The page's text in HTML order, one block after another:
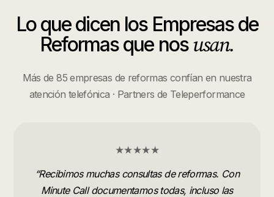
Lo que dicen los Empresas de
Reformasque nosusan.
Más de 85 empresas de reformas confían en nuestra
atención telefónica · Partners de Teleperformance
★★★★★
“Recibimos muchas consultas de reformas. Con
Minute Call documentamos todas, incluso las